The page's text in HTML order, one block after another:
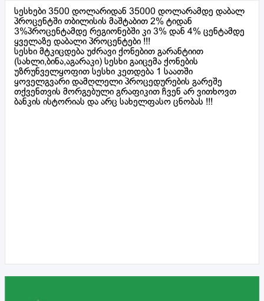
სესხები 3500 დოლარიდან 35000 დოლარამდე დაბალ
პროცენტში თბილისის მაშტაბით 2% ტიდან
3%პროცენტამდე რეგიონებში კი 3% დან 4% ცენტამდე
ყველაზე დაბალი პროცენტები !!!
სესხი მტკიცდება უძრავი ქონებით გარანტიით
(სახლი,ბინა,აგარაკი) სესხი გაიცემა ქონების
უზრუნველყოფით სესხი კეთდება 1 საათში
ყოველგვარი დამღლელი პროცედურების გარეშე
თქვენთვის მორგებული გრაფიკით ჩვენ არ ვითხოვთ
ბანკის ისტორიას და არც სახელფასო ცნობას !!!